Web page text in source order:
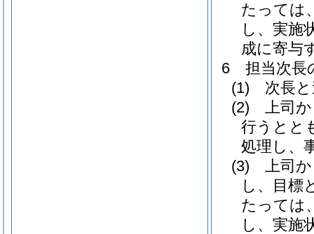
たっては
し、実施
成に寄与
6
担当次長
(1)
次長
(2)
上司
行うとと
処理し、
(3)
上司
し、目標
たっては
し、実施